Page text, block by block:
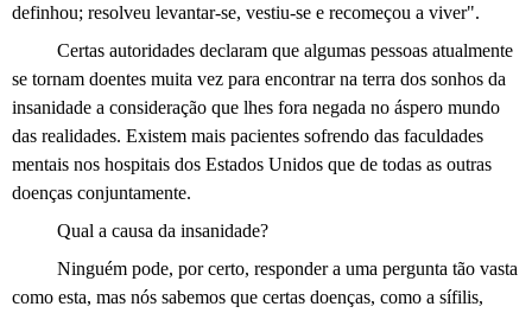
definhou; resolveu levantar-se, vestiu-se e recomeçou a viver".
Certas autoridades declaram que algumas pessoas atualmente
se tornam doentes muita vez para encontrar na terra dos sonhos da
insanidade a consideração que lhes fora negada no áspero mundo
das realidades. Existem mais pacientes sofrendo das faculdades
mentais nos hospitais dos Estados Unidos que de todas as outras
doenças conjuntamente.
Qual a causa da insanidade?
Ninguém pode, por certo, responder a uma pergunta tão vasta
como esta, mas nós sabemos que certas doenças, como a sífilis,